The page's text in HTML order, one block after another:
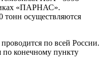
«ПАРНАС».
тонн осуществляются
по всей России.
по конечному пункту